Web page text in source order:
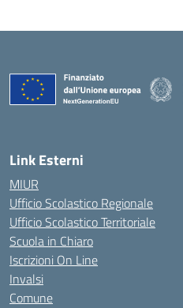
Link Esterni
MIUR
Ufficio Scolastico Regionale
Ufficio Scolastico Territoriale
Scuola in Chiaro
Iscrizioni On Line
Invalsi
Comune